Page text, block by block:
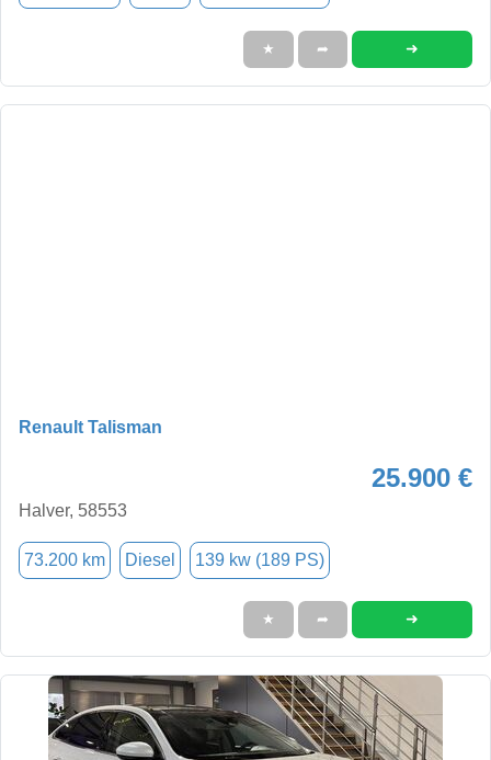
★ ➦ ➜
Renault Talisman
25.900 €
Halver, 58553
73.200 km Diesel 139 kw (189 PS)
★ ➦ ➜